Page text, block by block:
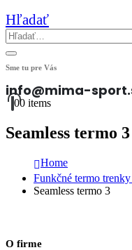
Hľadať
Sme tu pre Vás
info@mima-
00 items
Seamless termo 3
Home
Funkčné termo
Seamless termo 3
O firme